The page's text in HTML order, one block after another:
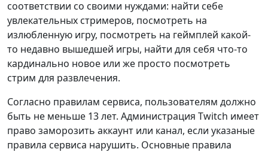
соответствии со своими нуждами: найти себе
увлекательных стримеров, посмотреть на
излюбленную игру, посмотреть на геймплей какой-
то недавно вышедшей игры, найти для себя что-то
кардинально новое или же просто посмотреть
стрим для развлечения.
Согласно правилам сервиса, пользователям должно
быть не меньше 13 лет. Администрация Twitch имеет
право заморозить аккаунт или канал, если указаные
правила сервиса нарушить. Основные правила